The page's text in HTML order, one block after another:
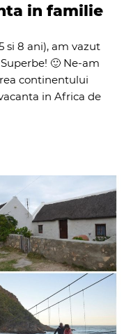
in familie
si 8 ani), am vazut
🙂 Ne-am
continentului
in Africa de